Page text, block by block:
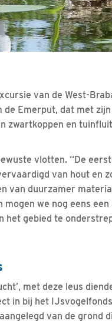
van de West-
Emerput, dat met
zwartkoppen en
vlotten. “De
van hout en
van duurzamer
we nog eens
het gebied te
met deze leus
in bij het
van de grond